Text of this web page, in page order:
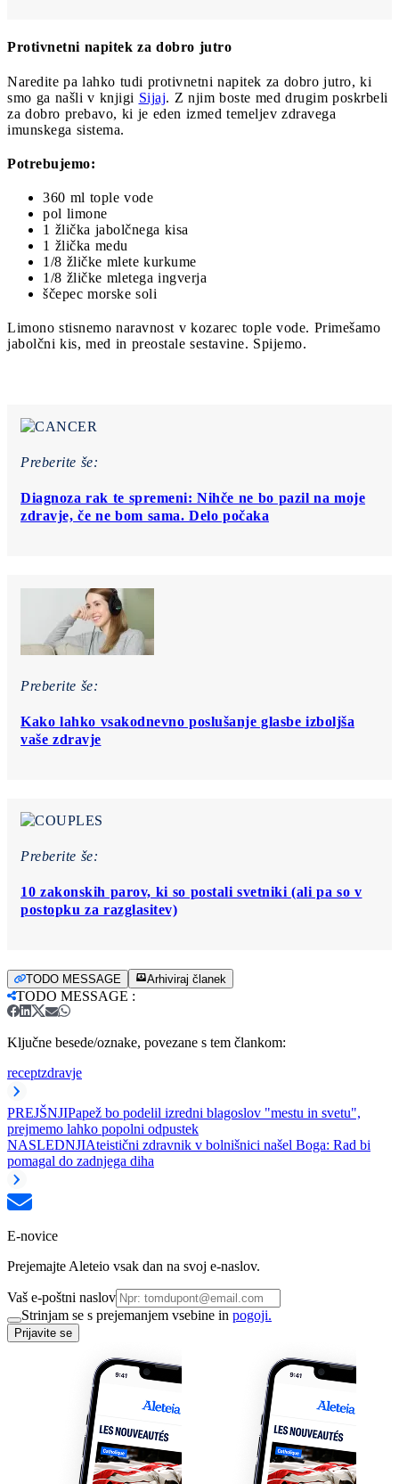
Protivnetni napitek za dobro jutro
Naredite pa lahko tudi protivnetni napitek za dobro jutro, ki
smo ga našli v knjigi Sijaj. Z njim boste med drugim poskrbeli
za dobro prebavo, ki je eden izmed temeljev zdravega
imunskega sistema.
Potrebujemo:
360 ml tople vode
pol limone
1 žlička jabolčnega kisa
1 žlička medu
1/8 žličke mlete kurkume
1/8 žličke mletega ingverja
ščepec morske soli
Limono stisnemo naravnost v kozarec tople vode. Primešamo
jabolčni kis, med in preostale sestavine. Spijemo.
Preberite še:
Diagnoza rak te spremeni: Nihče ne bo pazil na moje
zdravje, če ne bom sama. Delo počaka
Preberite še:
Kako lahko vsakodnevno poslušanje glasbe izboljša
vaše zdravje
Preberite še:
10 zakonskih parov, ki so postali svetniki (ali pa so v
postopku za razglasitev)
TODO MESSAGE Arhiviraj članek
TODO MESSAGE :
Ključne besede/oznake, povezane s tem člankom:
receptzdravje
PREJŠNJIPapež bo podelil izredni blagoslov "mestu in svetu",
prejmemo lahko popolni odpustek
NASLEDNJIAteistični zdravnik v bolnišnici našel Boga: Rad bi
pomagal do zadnjega diha
E-novice
Prejemajte Aleteio vsak dan na svoj e-naslov.
Vaš e-poštni naslov
Strinjam se s prejemanjem vsebine in pogoji.
Prijavite se